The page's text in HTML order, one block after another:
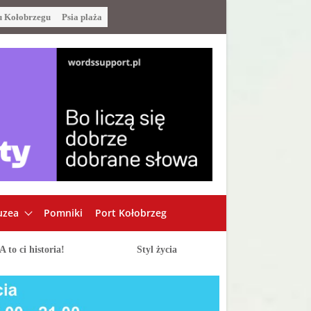
Kołobrzegu Psia plaża
Pomniki Port Kołobrzeg
A to ci historia! Styl życia